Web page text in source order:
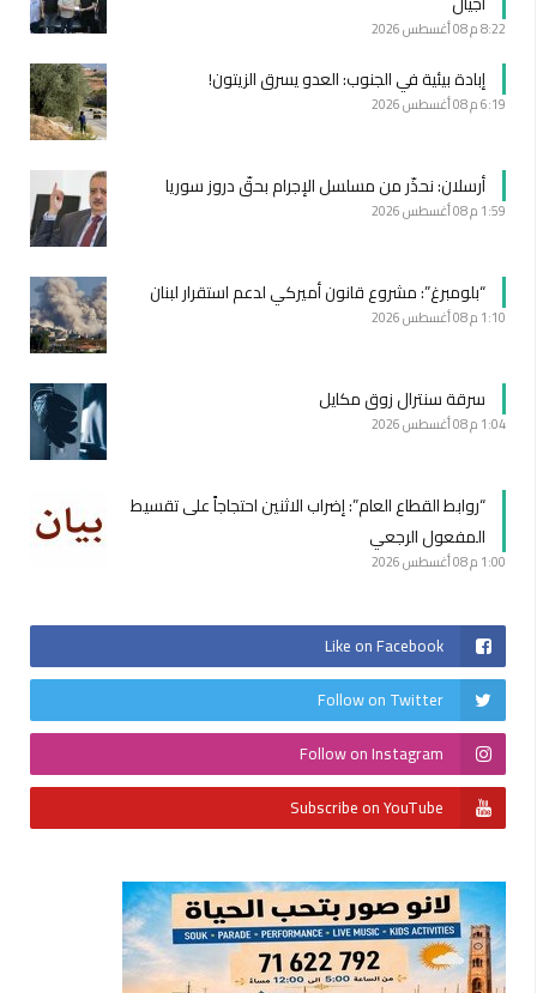
8:22 م 08 أغسطس 2026
إبادة بيئية في الجنوب: العدو يسرق الزيتون!
6:19 م 08 أغسطس 2026
أرسلان: نحذّر من مسلسل الإجرام بحقّ دروز سوريا
1:59 م 08 أغسطس 2026
“بلومبرغ”: مشروع قانون أميركي لدعم استقرار لبنان
1:10 م 08 أغسطس 2026
سرقة سنترال زوق مكايل
1:04 م 08 أغسطس 2026
“روابط القطاع العام”: إضراب الاثنين احتجاجاً على تقسيط
المفعول الرجعي
1:00 م 08 أغسطس 2026
Like on Facebook
Follow on Twitter
Follow on Instagram
Subscribe on YouTube